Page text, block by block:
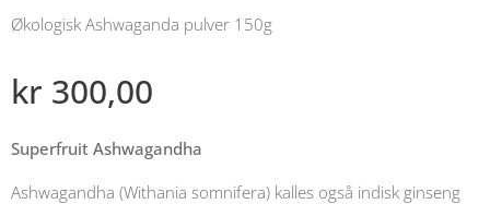
Økologisk Ashwaganda pulver 150g
kr 300,00
Superfruit Ashwagandha
Ashwagandha (Withania somnifera) kalles også indisk ginseng